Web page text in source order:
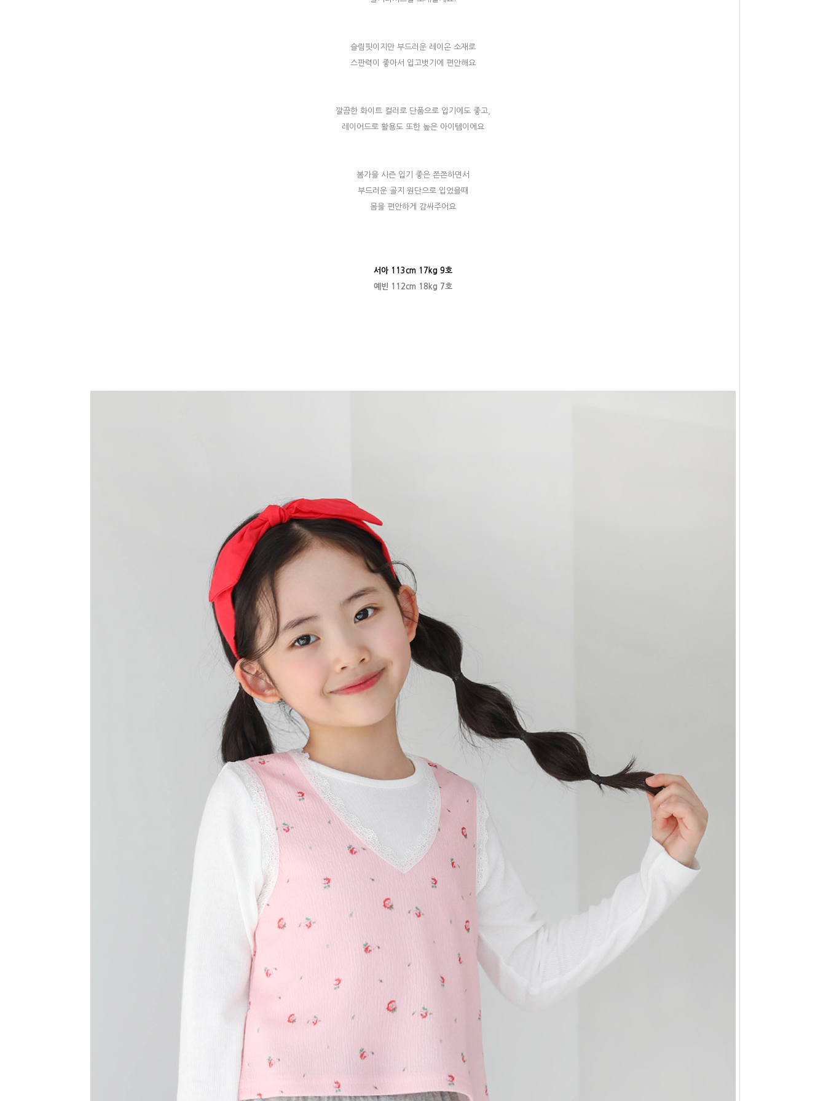
슬림핏이지만 부드러운 레이온 소재로
스판력이 좋아서 입고벗기에 편안해요
깔끔한 화이트 컬러로 단품으로 입기에도 좋고,
레이어드로 활용도 또한 높은 아이템이에요
봄가을 시즌 입기 좋은 쫀쫀하면서
부드러운 골지 원단으로 입었을때
몸을 편안하게 감싸주어요
서아 113cm 17kg 9호
예빈 112cm 18kg 7호